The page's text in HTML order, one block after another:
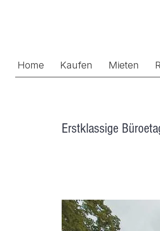
Home Kaufen Mieten
Erstklassige